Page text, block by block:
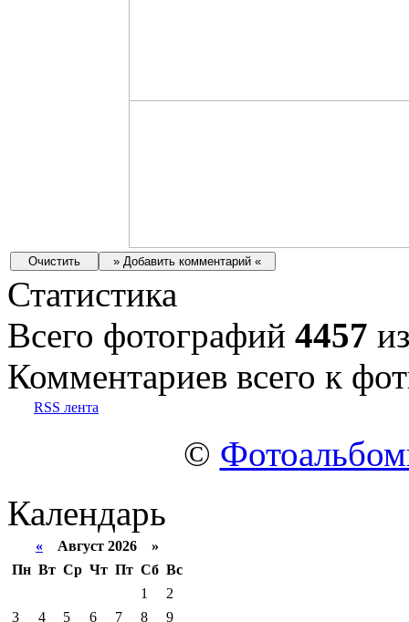
Статистика
Всего фотографий 4457
Комментариев всего к
RSS лента
©
Календарь
« Август 2026 »
Пн Вт Ср Чт Пт Сб Вс
1
2
3
4 5 6 7 8
9